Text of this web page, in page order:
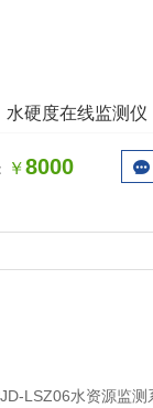
水硬度在线监测仪
￥8000